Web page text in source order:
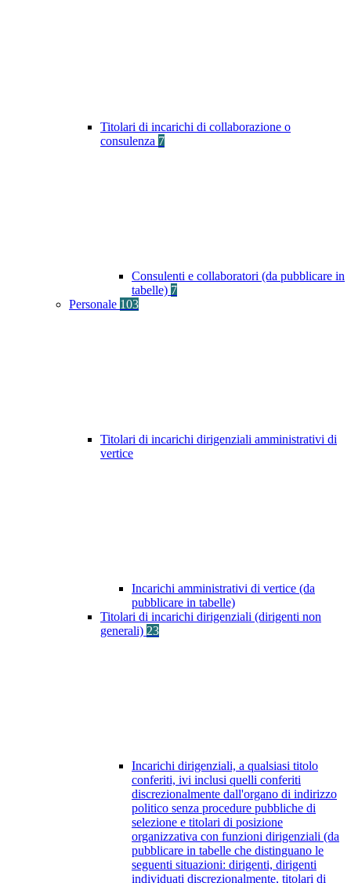
Titolari di incarichi di collaborazione o
consulenza 7
Consulenti e collaboratori (da pubblicare in
tabelle) 7
Personale 103
Titolari di incarichi dirigenziali amministrativi di
vertice
Incarichi amministrativi di vertice (da
pubblicare in tabelle)
Titolari di incarichi dirigenziali (dirigenti non
generali) 23
Incarichi dirigenziali, a qualsiasi titolo
conferiti, ivi inclusi quelli conferiti
discrezionalmente dall'organo di indirizzo
politico senza procedure pubbliche di
selezione e titolari di posizione
organizzativa con funzioni dirigenziali (da
pubblicare in tabelle che distinguano le
seguenti situazioni: dirigenti, dirigenti
individuati discrezionalmente, titolari di